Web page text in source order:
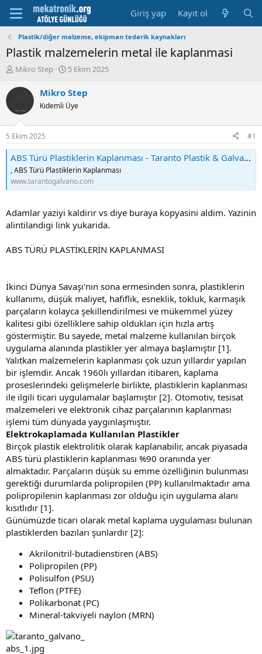
Giriş yap Kayıt ol
Plastik/diğer malzeme, ekipman tedarik kaynakları
Plastik malzemelerin metal ile kaplanmasi
K
n
u
y
u
b
a
ş
l
a
t
Mikro Step
B
ş
l
a
t
a
r
i
h
5 Ekim 2025
Mikro Step
Kıdemli Üye
5 Ekim 2025 #1
ABS Türü Plastiklerin Kaplanması - Taranto Plastik & Galvano Cihazları
, ABS Türü Plastiklerin Kaplanması
www.tarantogalvano.com
Adamlar yaziyi kaldirir vs diye buraya kopyasini aldim. Yazinin
alintilandigi link yukarida.
ABS TÜRÜ PLASTİKLERİN KAPLANMASI
İkinci Dünya Savaşı'nın sona ermesinden sonra, plastiklerin
kullanımı, düşük maliyet, hafiflik, esneklik, tokluk, karmaşık
parçaların kolayca şekillendirilmesi ve mükemmel yüzey
kalitesi gibi özelliklere sahip oldukları için hızla artış
göstermiştir. Bu sayede, metal malzeme kullanılan birçok
uygulama alanında plastikler yer almaya başlamıştır [1].
Yalıtkan malzemelerin kaplanması çok uzun yıllardır yapılan
bir işlemdir. Ancak 1960lı yıllardan itibaren, kaplama
proseslerindeki gelişmelerle birlikte, plastiklerin kaplanması
ile ilgili ticari uygulamalar başlamıştır [2]. Otomotiv, tesisat
malzemeleri ve elektronik cihaz parçalarının kaplanması
işlemi tüm dünyada yaygınlaşmıştır.
Elektrokaplamada Kullanılan Plastikler
Birçok plastik elektrolitik olarak kaplanabilir, ancak piyasada
ABS türü plastiklerin kaplanması %90 oranında yer
almaktadır. Parçaların düşük su emme özelliğinin bulunması
gerektiği durumlarda polipropilen (PP) kullanılmaktadır ama
polipropilenin kaplanması zor olduğu için uygulama alanı
kısıtlıdır [1].
Günümüzde ticari olarak metal kaplama uygulaması bulunan
plastiklerden bazıları şunlardır [2]:
Akrilonitril-butadienstiren (ABS)
Polipropilen (PP)
Polisulfon (PSU)
Teflon (PTFE)
Polikarbonat (PC)
Mineral-takviyeli naylon (MRN)